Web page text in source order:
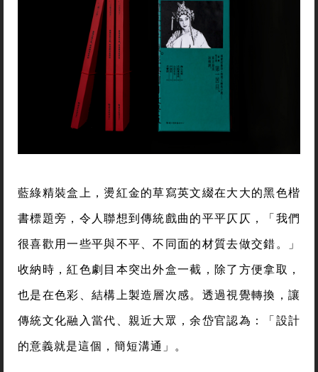
藍綠精裝盒上，燙紅金的草寫英文綴在大大的黑色楷
書標題旁，令人聯想到傳統戲曲的平平仄仄，「我們
很喜歡用一些平與不平、不同面的材質去做交錯。」
收納時，紅色劇目本突出外盒一截，除了方便拿取，
也是在色彩、結構上製造層次感。透過視覺轉換，讓
傳統文化融入當代、親近大眾，余岱官認為：「設計
的意義就是這個，簡短溝通」。